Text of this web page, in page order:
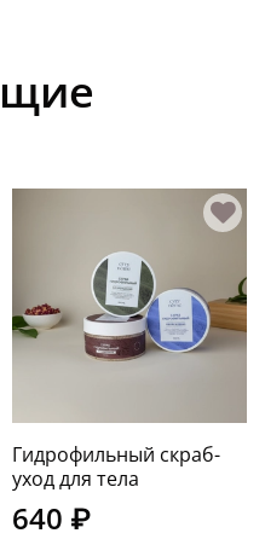
Гидрофильный скраб-
уход для тела
640 ₽